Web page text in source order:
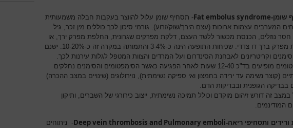
שומן-Fat embolus syndrome- תסחיף שומן עלול להווצר בעקבות חבלה משמעותית
המערבים עצמות ארוכות (עצם הירך/שוק/זרוע). גורמי סיכון לכך כוללים מין זכר, גיל
30, חסר נוזלים, הכנסת מכשור ללשד העצם, דלקת מפרקים שגרונית, החלפת מפרק ירך, או
החלפת מפרק ברך דו צדדי. שכיחות התופעה הינה כ-3-4% והתמותה במקרה זה כ-10-20%. ישנם
וקריטריונים לאבחנת הסינדרום ועל המרדים והצוות המטפל לגלות עירנות לכך.
הסימפטומים מופיעים בד"כ 12-40 שעות לאחר הפגיעה כאשר הסימפטומים והסימנים נחלקים
(קוצר נשימה עד ירידה בחמצון ואי ספיקה נשימתית), נוירולוגים (שינויים במצב ההכרה)
בבדיקה הגופנית ובבדיקות הדם.
במצב זה דורש זיהום מוקדם וכולל תמיכה נשימתית, ייצוב כירורגי של השברים, ותיקון
המודינמים.
ותסחיפי ריאה-Deep vein thrombosis and Pulmonary emboli- ניתוחים